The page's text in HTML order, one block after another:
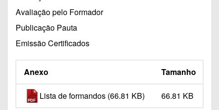
Avaliação pelo Formador
Publicação Pauta
Emissão Certificados
Anexo Tamanho
Lista de formandos (66.81 KB) 66.81 KB